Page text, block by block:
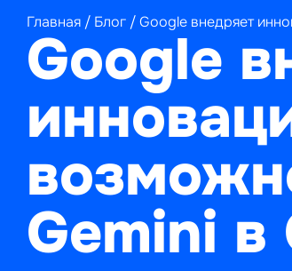
Главная / Блог /Google внедряет
Google
Gemini